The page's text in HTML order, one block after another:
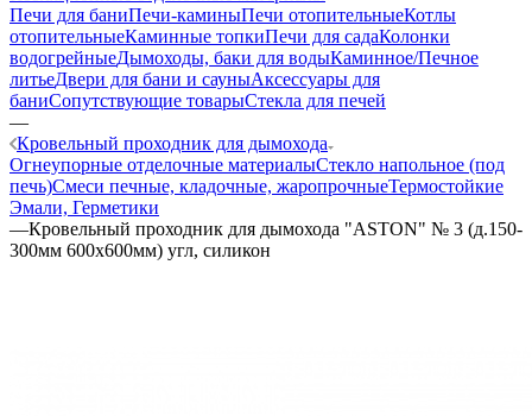
Печи для баниПечи-каминыПечи отопительныеКотлы
отопительныеКаминные топкиПечи для садаКолонки
водогрейныеДымоходы, баки для водыКаминное/Печное
литьеДвери для бани и сауныАксессуары для
баниСопутствующие товарыСтекла для печей
—
Кровельный проходник для дымохода
Огнеупорные отделочные материалыСтекло напольное (под
печь)Смеси печные, кладочные, жаропрочныеТермостойкие
Эмали, Герметики
—Кровельный проходник для дымохода "ASTON" № 3 (д.150-
300мм 600х600мм) угл, силикон